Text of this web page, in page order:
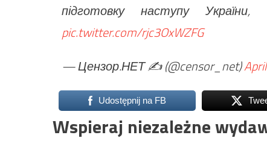
підготовку наступу
pic.twitter.com/rjc3OxWZFG
— Цензор.НЕТ ✍️ (@censor_net)
Udostępnij na FB
Wspieraj niezależne